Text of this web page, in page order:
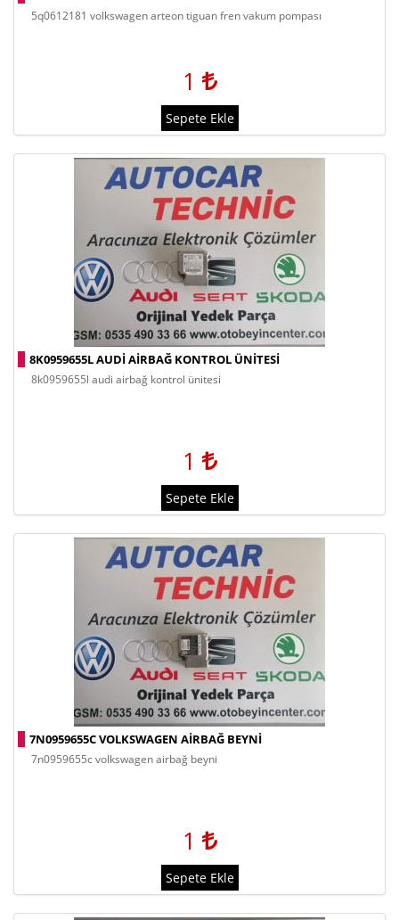
5q0612181 volkswagen arteon tiguan fren vakum pompası
1
Sepete Ekle
8K0959655L AUDI AIRBAĞ KONTROL ÜNITESI
8k0959655l audi airbağ kontrol ünitesi
1
Sepete Ekle
7N0959655C VOLKSWAGEN AIRBAĞ BEYNI
7n0959655c volkswagen airbağ beyni
1
Sepete Ekle